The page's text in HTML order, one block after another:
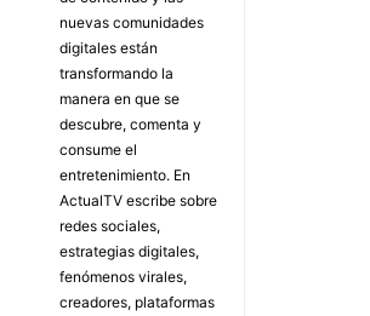
nuevas comunidades
digitales están
transformando la
manera en que se
descubre, comenta y
consume el
entretenimiento. En
ActualTV escribe sobre
redes sociales,
estrategias digitales,
fenómenos virales,
creadores, plataformas